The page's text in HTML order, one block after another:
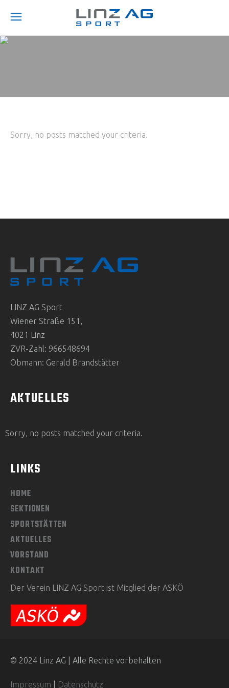
Sorry, no posts matched your criteria.
LINZ AG Sport
Wiener Straße 151,
4021 Linz
ZVR-Zahl: 966548694
Obmann: Gerald Brandstätter
AKTUELLES
Sorry, no posts matched your criteria.
LINKS
HOME
SEKTIONEN
SPORTSTÄTTEN
AKTUELLES
VORSTAND
KONTAKT
Der Verein LINZ AG Sport ist Mitglied der ASKÖ
© 2024 Linz AG | Alle Rechte vorbehalten
Impressum Datenschutz